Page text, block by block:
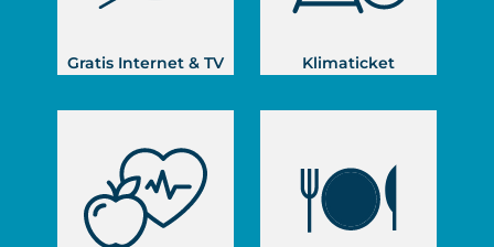
Gratis Internet & TV Klimaticket